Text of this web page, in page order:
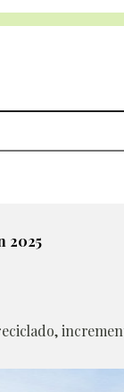
2025